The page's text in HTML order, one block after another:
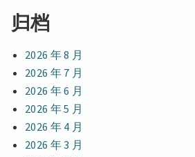
归档
2026 年 8 月
2026 年 7 月
2026 年 6 月
2026 年 5 月
2026 年 4 月
2026 年 3 月